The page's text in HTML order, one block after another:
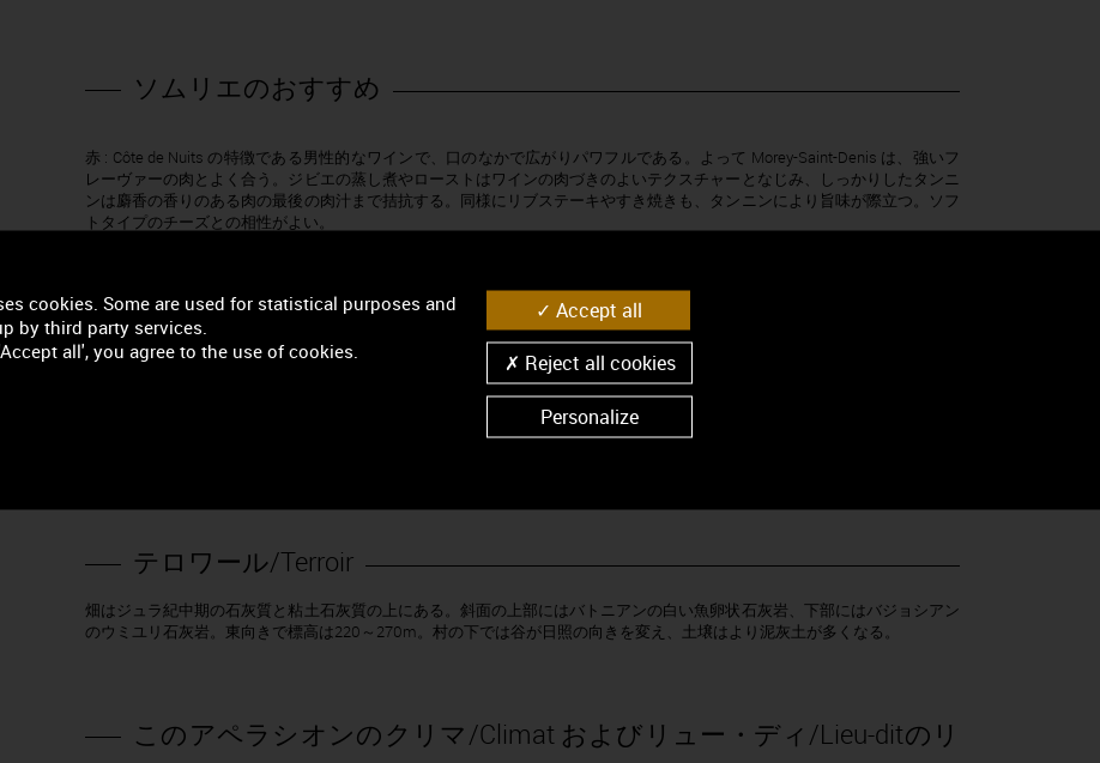
ソムリエのおすすめ
赤 : Côte de Nuits の特徴である男性的なワインで、口のなかで広がりパワフルである。よって Morey-Saint-Denis は、強いフ
レーヴァーの肉とよく合う。ジビエの蒸し煮やローストはワインの肉づきのよいテクスチャーとなじみ、しっかりしたタンニ
ンは麝香の香りのある肉の最後の肉汁まで拮抗する。同様にリブステーキやすき焼きも、タンニンにより旨味が際立つ。ソフ
トタイプのチーズとの相性がよい。
位置
プルミエ・クリュとグラン・クリュに恵まれている (Clos de Tart, Bonnes-Mares, Clos de la Roche, Clos Saint-Denis, Clos des
Lambrays ), Morey-Saint-Denis はCôte de Nuits 地区で Gevrey-Chambertin と Chambolle-Musigny の間に位置する。 勢力のある
ヴェルジ家、シトー修道院、タール修道院、ブルゴーニュの名家の存在で、村の歴史はワインの歴史と深く結びついている。
テロワール/Terroir
畑はジュラ紀中期の石灰質と粘土石灰質の上にある。斜面の上部にはバトニアンの白い魚卵状石灰岩、下部にはバジョシアン
のウミユリ石灰岩。東向きで標高は220～270m。村の下では谷が日照の向きを変え、土壌はより泥灰土が多くなる。
このアペラシオンのクリマ/Climat およびリュー・ディ/Lieu-ditのリ
cookies. Some are used for statistical purposes and
by third party services.
all', you agree to the use of cookies.
Accept all
Reject all cookies
Personalize